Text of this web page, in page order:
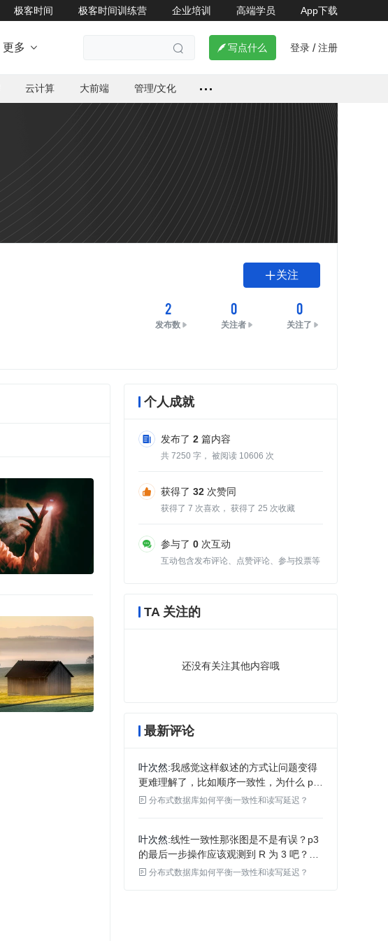
极客时间 极客时间训练营 企业培训 高端学员 App下载
更多    写点什么 登录 / 注册
云计算 大前端 管理/文化
关注
2
发布数
0
关注者
0
关注了
个人成就
发布了 2 篇内容
共 7250 字， 被阅读 10606 次
获得了 32 次赞同
获得了 7 次喜欢， 获得了 25 次收藏
参与了 0 次互动
互动包含发布评论、点赞评论、参与投票等
TA 关注的
还没有关注其他内容哦
最新评论
叶次然 我感觉这样叙述的方式让问题变得
更难理解了，比如顺序一致性，为什么 p1
的两次读操作，一次结果是 0，一次结果是
是否满足顺序一致性么？怎么反过来直接
预设结果，调整顺序再来解释不符合顺序
一致性...
 分布式数据库如何平衡一致性和读写延迟？
叶次然 线性一致性那张图是不是有误？p3
的最后一步操作应该观测到 R 为 3 吧？按
照瞬时执行的角度去观测，如果得到的结
 分布式数据库如何平衡一致性和读写延迟？